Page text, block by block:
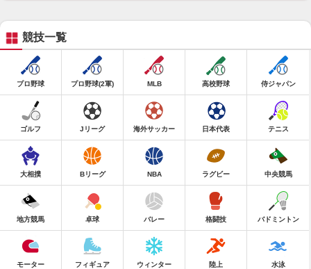
競技一覧
プロ野球 プロ野球(2軍) MLB 高校野球 侍ジャパン
ゴルフ Jリーグ 海外サッカー 日本代表 テニス
大相撲 Bリーグ NBA ラグビー 中央競馬
地方競馬 卓球 バレー 格闘技 バドミントン
モーター フィギュア ウィンター 陸上 水泳